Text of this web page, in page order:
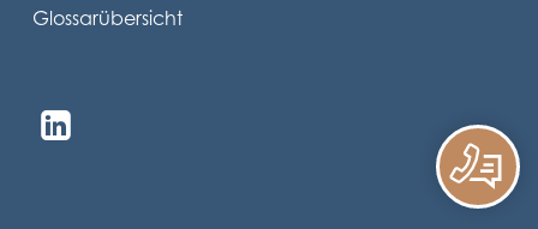
Glossarübersicht